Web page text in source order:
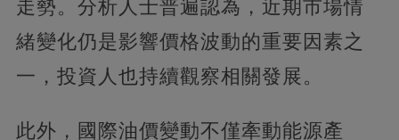
走勢。分析人士普遍認為，近期市場情
緒變化仍是影響價格波動的重要因素之
一，投資人也持續觀察相關發展。
此外，國際油價變動不僅牽動能源產